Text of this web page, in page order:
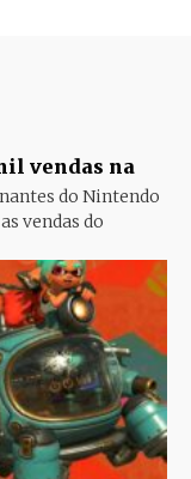
vendas na
do Nintendo
vendas do